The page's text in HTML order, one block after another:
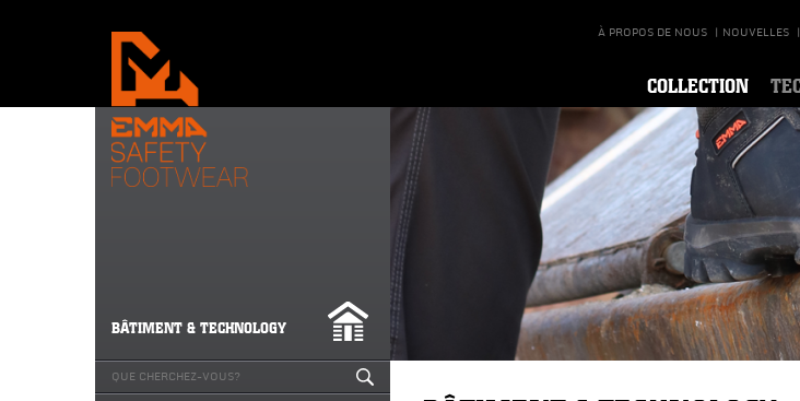
À PROPOS DE NOUS | NOUVELLES |
COLLECTION
BÂTIMENT & TECHNOLOGY